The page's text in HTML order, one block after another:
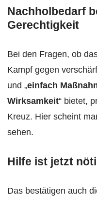
Nachholbedarf
Gerechtigkeit
Bei den Fragen, ob
Kampf gegen
und „einfach
Wirksamkeit“ bietet,
Kreuz. Hier scheint
sehen.
Hilfe ist jetzt
Das bestätigen auch